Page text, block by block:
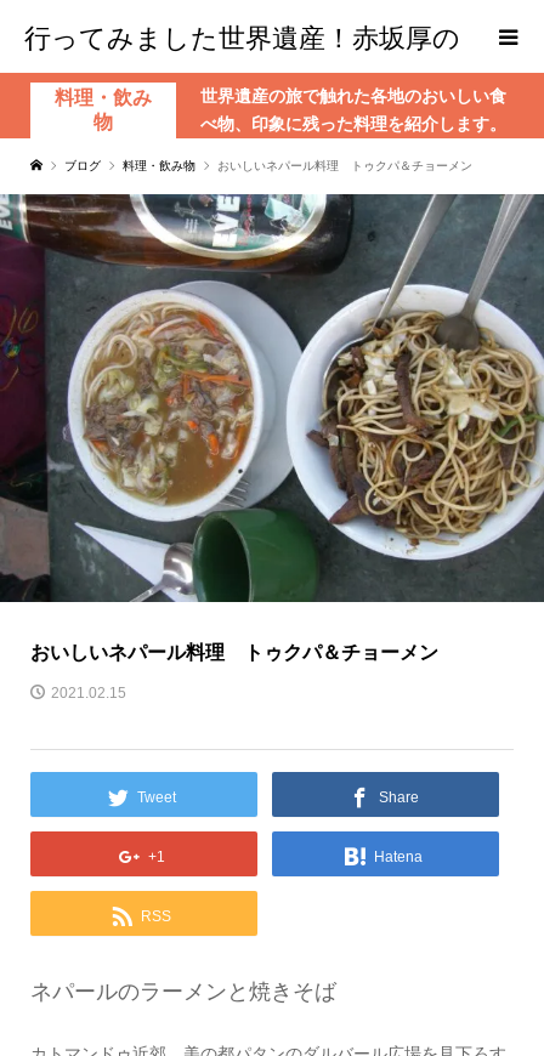
行ってみました世界遺産！赤坂厚の
world Heritage
料理・飲み
物
世界遺産の旅で触れた各地のおいしい食
べ物、印象に残った料理を紹介します。
ブログ 料理・飲み物 おいしいネパール料理 トゥクパ＆チョーメン
おいしいネパール料理 トゥクパ＆チョーメン
2021.02.15
Tweet Share
+1 Hatena
RSS
ネパールのラーメンと焼きそば